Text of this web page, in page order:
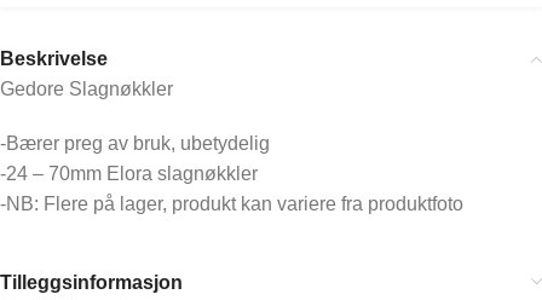
Beskrivelse
Gedore Slagnøkkler
-Bærer preg av bruk, ubetydelig
-24 – 70mm Elora slagnøkkler
-NB: Flere på lager, produkt kan variere fra produktfoto
Tilleggsinformasjon